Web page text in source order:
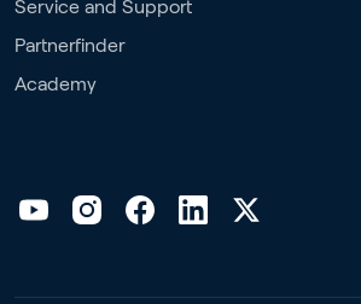
Service and Support
Partnerfinder
Academy